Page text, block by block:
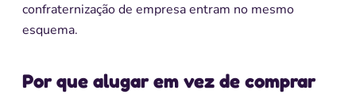
confraternização de empresa entram no mesmo
esquema.
Por que alugar em vez de comprar